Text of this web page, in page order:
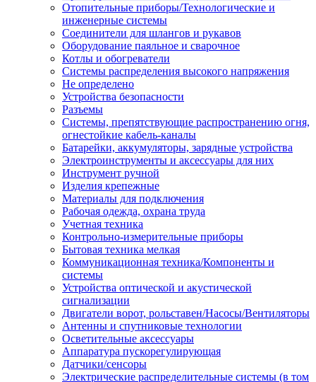
Отопительные приборы/Технологические и
инженерные системы
Соединители для шлангов и рукавов
Оборудование паяльное и сварочное
Котлы и обогреватели
Системы распределения высокого напряжения
Не определено
Устройства безопасности
Разъемы
Системы, препятствующие распространению огня,
огнестойкие кабель-каналы
Батарейки, аккумуляторы, зарядные устройства
Электроинструменты и аксессуары для них
Инструмент ручной
Изделия крепежные
Материалы для подключения
Рабочая одежда, охрана труда
Учетная техника
Контрольно-измерительные приборы
Бытовая техника мелкая
Коммуникационная техника/Компоненты и
системы
Устройства оптической и акустической
сигнализации
Двигатели ворот, рольставен/Насосы/Вентиляторы
Антенны и спутниковые технологии
Осветительные аксессуары
Аппаратура пускорегулирующая
Датчики/сенсоры
Электрические распределительные системы (в том